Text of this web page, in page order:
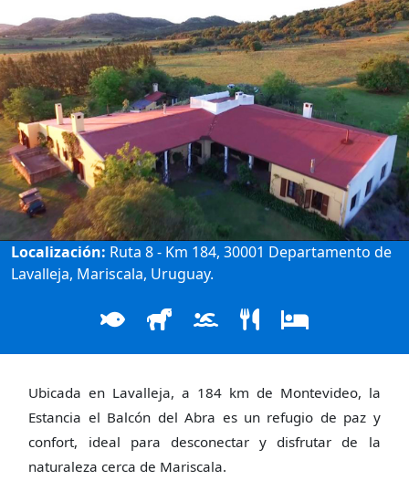
Localización: Ruta 8 - Km 184, 30001 Departamento de
Lavalleja, Mariscala, Uruguay.
Ubicada en Lavalleja, a 184 km de Montevideo, la
Estancia el Balcón del Abra es un refugio de paz y
confort, ideal para desconectar y disfrutar de la
naturaleza cerca de Mariscala.